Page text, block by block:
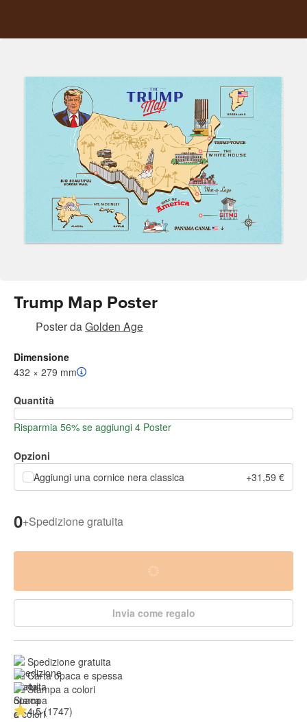
Trump Map Poster
Posterda Golden Age
Dimensione
432 × 279 mm
Quantità
Risparmia 56% se aggiungi 4 Poster
Opzioni
Aggiungi una cornice nera classica
+31,59 €
0+Spedizione gratuita
Invia come regalo
Spedizione gratuita
Carta opaca e spessa
Stampa a colori
4.5 (1747)